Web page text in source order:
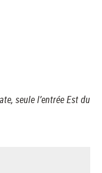
seule l’entrée Est du